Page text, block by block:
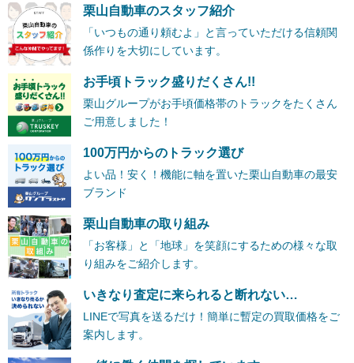
栗山自動車のスタッフ紹介
「いつもの通り頼むよ」と言っていただける信頼関
係作りを大切にしています。
お手頃トラック盛りだくさん!!
栗山グループがお手頃価格帯のトラックをたくさん
ご用意しました！
100万円からのトラック選び
よい品！安く！機能に軸を置いた栗山自動車の最安
ブランド
栗山自動車の取り組み
「お客様」と「地球」を笑顔にするための様々な取
り組みをご紹介します。
いきなり査定に来られると断れない…
LINEで写真を送るだけ！簡単に暫定の買取価格をご
案内します。